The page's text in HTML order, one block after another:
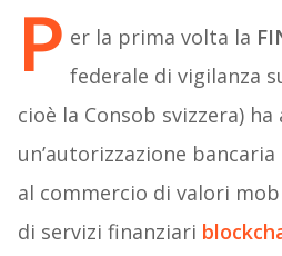
P er la prima volta la
federale di vigilanza
cioè la Consob svizzera)
un’autorizzazione
al commercio di valori
di servizi finanziari